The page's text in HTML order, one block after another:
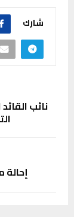
شارك
نائب